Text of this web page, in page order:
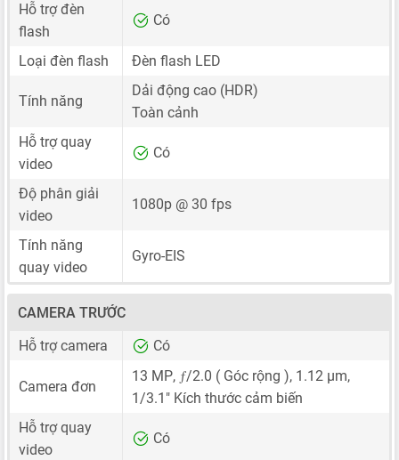
Hỗ trợ đèn
flash
Có
Loại đèn flash Đèn flash LED
Tính năng
Dải động cao (HDR)
Toàn cảnh
Hỗ trợ quay
video
Có
Độ phân giải
video
1080p @ 30 fps
Tính năng
quay video
Gyro-EIS
CAMERA TRƯỚC
Hỗ trợ camera
Có
Camera đơn
13 MP, ƒ/2.0 ( Góc rộng ), 1.12 μm,
1/3.1" Kích thước cảm biến
Hỗ trợ quay
video
Có